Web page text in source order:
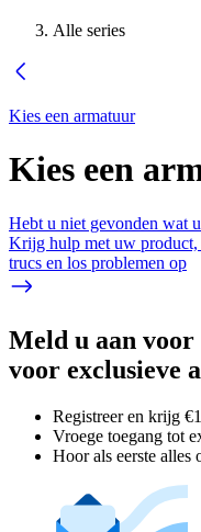
Alle series
Kies een armatuur
Kies een
Hebt u niet gevonden wat
Krijg hulp met uw product,
trucs en los problemen op
Meld u aan
voor exclusieve
Registreer en krijg
Vroege toegang tot
Hoor als eerste alles